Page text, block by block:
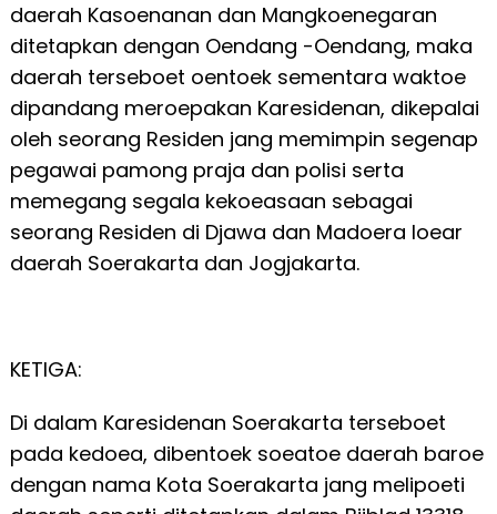
daerah Kasoenanan dan Mangkoenegaran
ditetapkan dengan Oendang -Oendang, maka
daerah terseboet oentoek sementara waktoe
dipandang meroepakan Karesidenan, dikepalai
oleh seorang Residen jang memimpin segenap
pegawai pamong praja dan polisi serta
memegang segala kekoeasaan sebagai
seorang Residen di Djawa dan Madoera loear
daerah Soerakarta dan Jogjakarta.
KETIGA:
Di dalam Karesidenan Soerakarta terseboet
pada kedoea, dibentoek soeatoe daerah baroe
dengan nama Kota Soerakarta jang melipoeti